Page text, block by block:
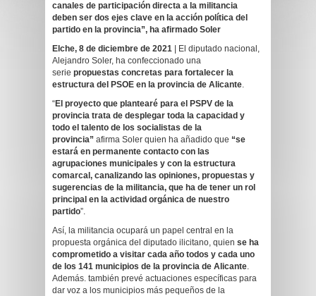
canales de participación directa a la militancia
deben ser dos ejes clave en la acción política del
partido en la provincia”, ha afirmado Soler
Elche, 8 de diciembre de 2021 | El diputado nacional,
Alejandro Soler, ha confeccionado una
serie propuestas concretas para fortalecer la
estructura del PSOE en la provincia de Alicante.
“El proyecto que plantearé para el PSPV de la
provincia trata de desplegar toda la capacidad y
todo el talento de los socialistas de la
provincia” afirma Soler quien ha añadido que “se
estará en permanente contacto con las
agrupaciones municipales y con la estructura
comarcal, canalizando las opiniones, propuestas y
sugerencias de la militancia, que ha de tener un rol
principal en la actividad orgánica de nuestro
partido”.
Así, la militancia ocupará un papel central en la
propuesta orgánica del diputado ilicitano, quien se ha
comprometido a visitar cada año todos y cada uno
de los 141 municipios de la provincia de Alicante.
Además. también prevé actuaciones específicas para
dar voz a los municipios más pequeños de la